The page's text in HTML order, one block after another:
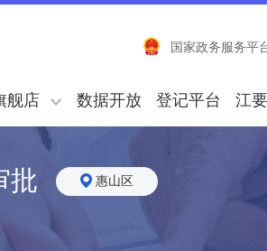
国家政务服务平
舰店 数据开放 登记平台 江
批 惠山区